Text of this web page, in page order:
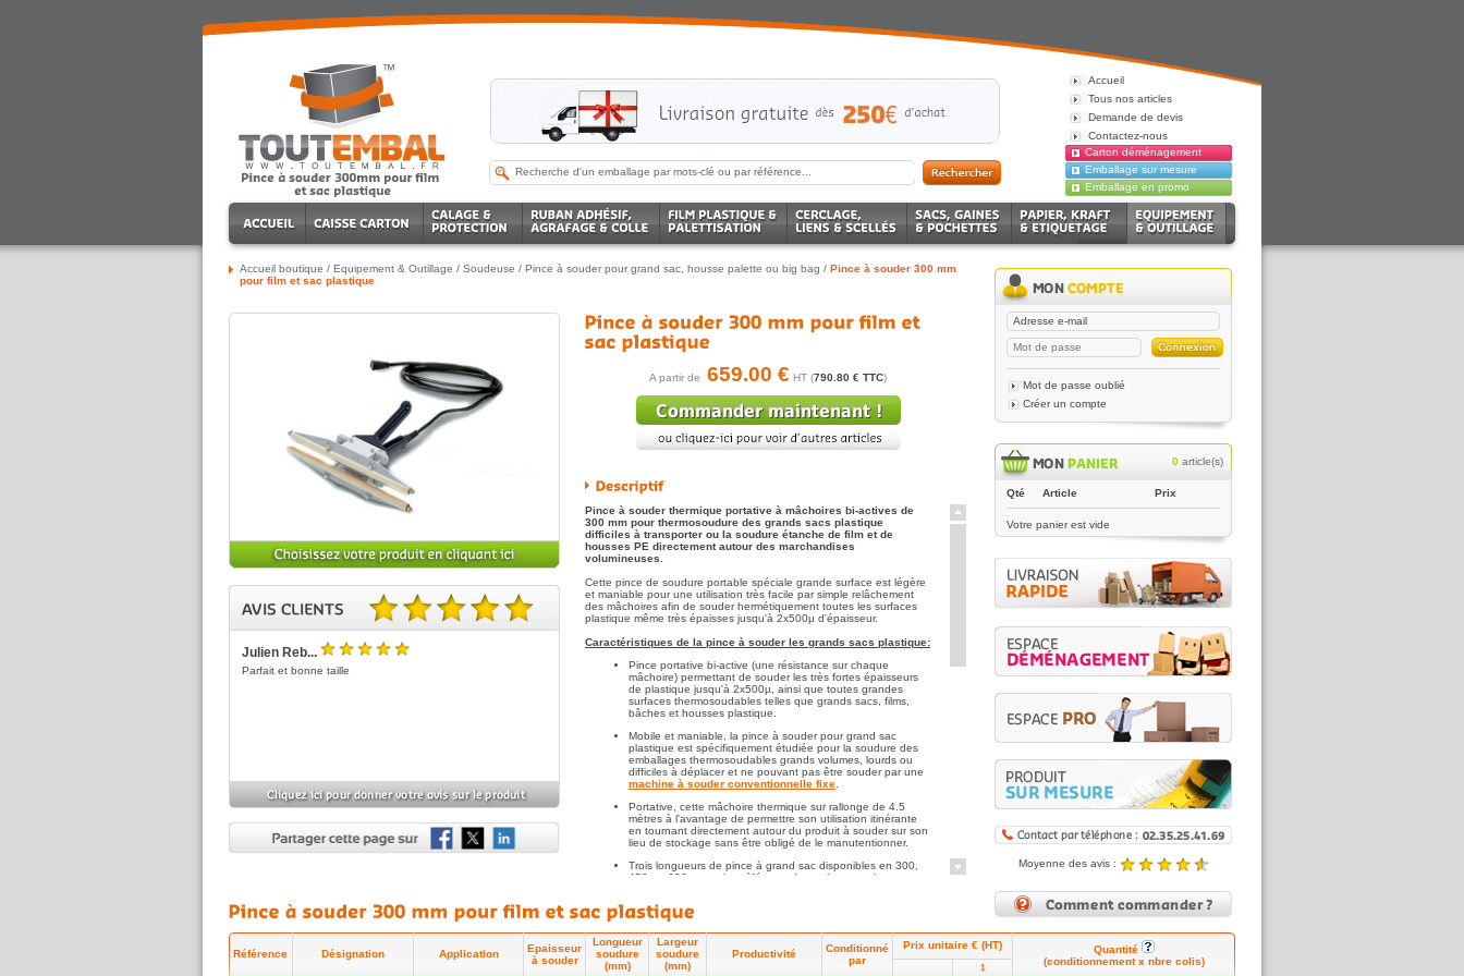
Accueil boutique / Equipement & Outillage / Soudeuse / Pince à souder pour grand sac, housse palette ou big bag / Pince à souder 300 mm
pour film et sac plastique
5.00 sur 5 basé sur 1 note(s).
Julien Reb...
5/5
Parfait et bonne taille
A partir de 659.00 € HT (790.80 € TTC)
Pince à souder thermique portative à mâchoires bi-actives de
300 mm pour thermosoudure des grands sacs plastique
difficiles à transporter ou la soudure étanche de film et de
housses PE directement autour des marchandises
volumineuses.
Cette pince de soudure portable spéciale grande surface est légère
et maniable pour une utilisation très facile par simple relâchement
des mâchoires afin de souder hermétiquement toutes les surfaces
plastique même très épaisses jusqu'à 2x500µ d'épaisseur.
Caractéristiques de la pince à souder les grands sacs plastique:
Pince portative bi-active (une résistance sur chaque
mâchoire) permettant de souder les très fortes épaisseurs
de plastique jusqu'à 2x500µ, ainsi que toutes grandes
surfaces thermosoudables telles que grands sacs, films,
bâches et housses plastique.
Mobile et maniable, la pince à souder pour grand sac
plastique est spécifiquement étudiée pour la soudure des
emballages thermosoudables grands volumes, lourds ou
difficiles à déplacer et ne pouvant pas être souder par une
machine à souder conventionnelle fixe
Portative, cette mâchoire thermique sur rallonge de 4.5
mètres à l'avantage de permettre son utilisation itinérante
en tournant directement autour du produit à souder sur son
lieu de stockage sans être obligé de le manutentionner.
Trois longueurs de pince à grand sac disponibles en 300,
450 ou 630 mm selon référence (consultez pour la
Pince soudeuse à impulsion électrique pour une chauffe
instantanée permettant la soudure de grandes dimensions
de sacs plastique et de grandes surfaces continues en
replaçant la pince à la fin de chaque soudure précédente
tout en ré-enclenchant un nouveau cycle par sa fermeture.
Mot de passe oublié
Créer un compte
0 article(s)
Qté Article Prix
Votre panier est vide
Moyenne des avis :
Noté4.89/5 |8431reviews
Référence Désignation Application
Epaisseur
à souder
Longueur
soudure
(mm)
Largeur
soudure
(mm)
Productivité
Conditionné
par
Prix unitaire € (HT)
Quantité
(conditionnement x nbre colis)
1
Accueil
Tous nos articles
Demande de devis
Contactez-nous
Carton déménagement
Emballage sur mesure
Emballage en promo